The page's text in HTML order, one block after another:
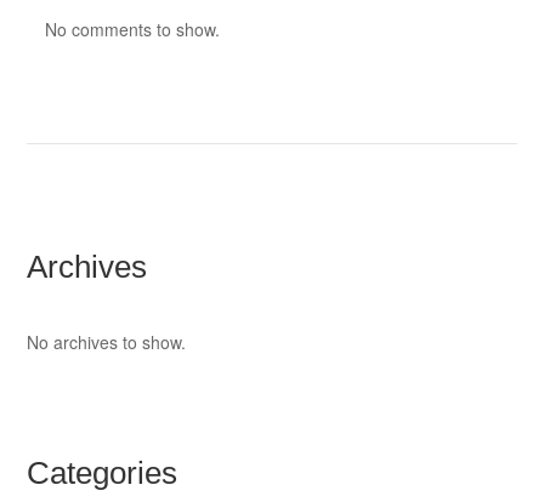
No comments to show.
Archives
No archives to show.
Categories